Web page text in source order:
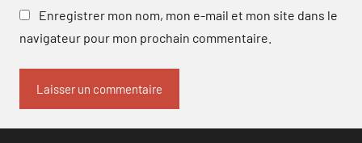
Enregistrer mon nom, mon e-mail et mon site dans le
navigateur pour mon prochain commentaire.